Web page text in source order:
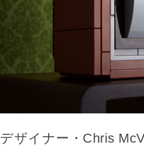
デザイナー・Chris